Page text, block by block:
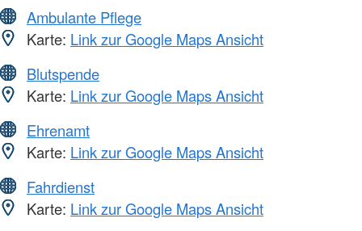
Ambulante Pflege
Karte: Link zur Google Maps Ansicht
Blutspende
Karte: Link zur Google Maps Ansicht
Ehrenamt
Karte: Link zur Google Maps Ansicht
Fahrdienst
Karte: Link zur Google Maps Ansicht